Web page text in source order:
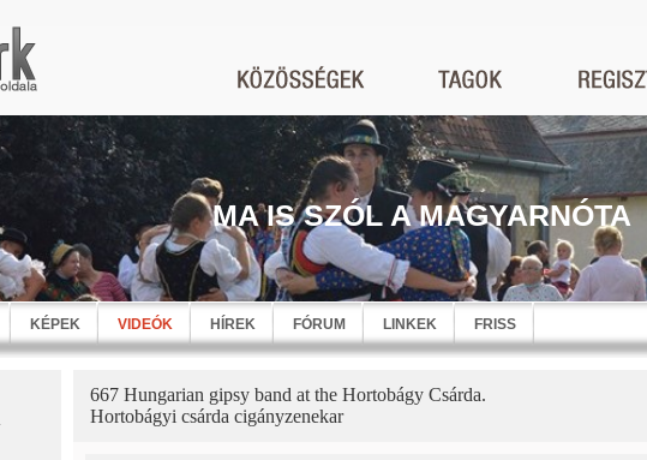
MA IS SZÓL A MAGYARNÓTA
KÉPEK VIDEÓK HÍREK FÓRUM LINKEK FRISS
667 Hungarian gipsy band at the Hortobágy Csárda.
Hortobágyi csárda cigányzenekar